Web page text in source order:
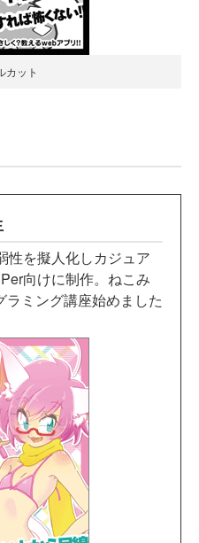
カット
を擬人化しカジュア
向けに制作。ねこみ
ミング講座始めました